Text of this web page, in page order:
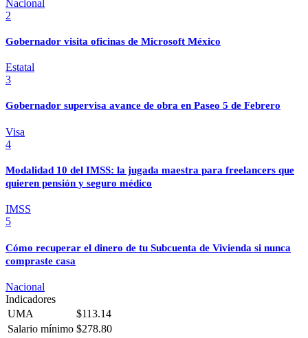
Nacional
2
Gobernador visita oficinas de Microsoft México
Estatal
3
Gobernador supervisa avance de obra en Paseo 5 de Febrero
Visa
4
Modalidad 10 del IMSS: la jugada maestra para freelancers que
quieren pensión y seguro médico
IMSS
5
Cómo recuperar el dinero de tu Subcuenta de Vivienda si nunca
compraste casa
Nacional
Indicadores
UMA
$113.14
Salario mínimo $278.80